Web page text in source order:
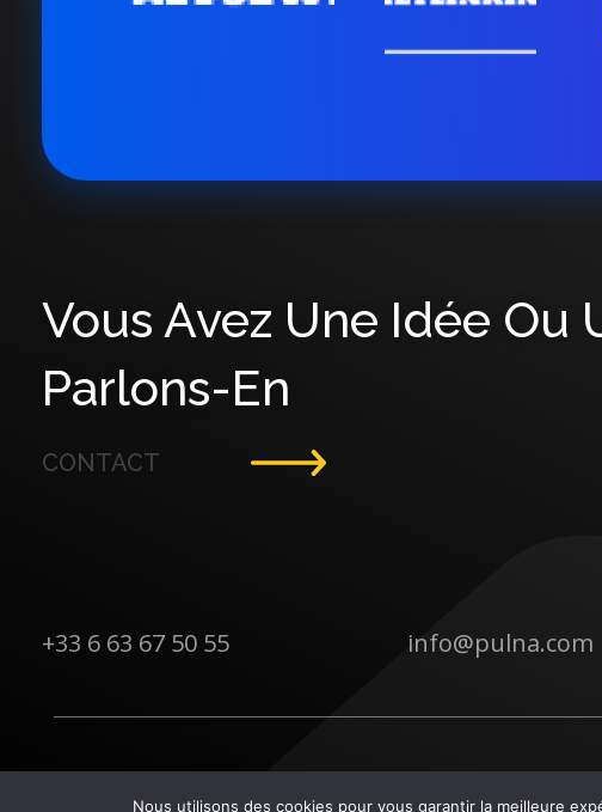
Vous Avez Une Idée Ou
Parlons-En
CONTACT
+33 6 63 67 50 55 info@pulna.com
Nous utilisons des cookies pour vous garantir la meilleure